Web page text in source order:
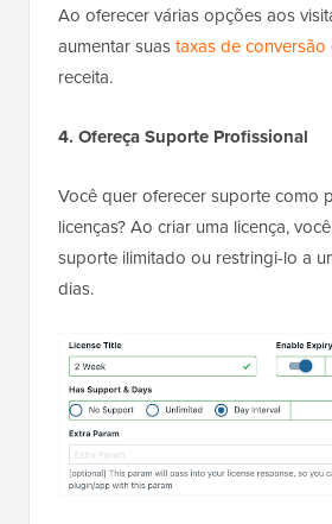
Ao oferecer várias opções aos
aumentar suastaxas de conversão
receita.
4. Ofereça Suporte Profissional
Você quer oferecer suporte como
licenças? Ao criar uma licença,
suporte ilimitado ou restringi-lo a
dias.